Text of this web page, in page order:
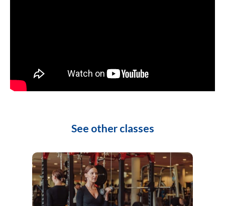
See other classes